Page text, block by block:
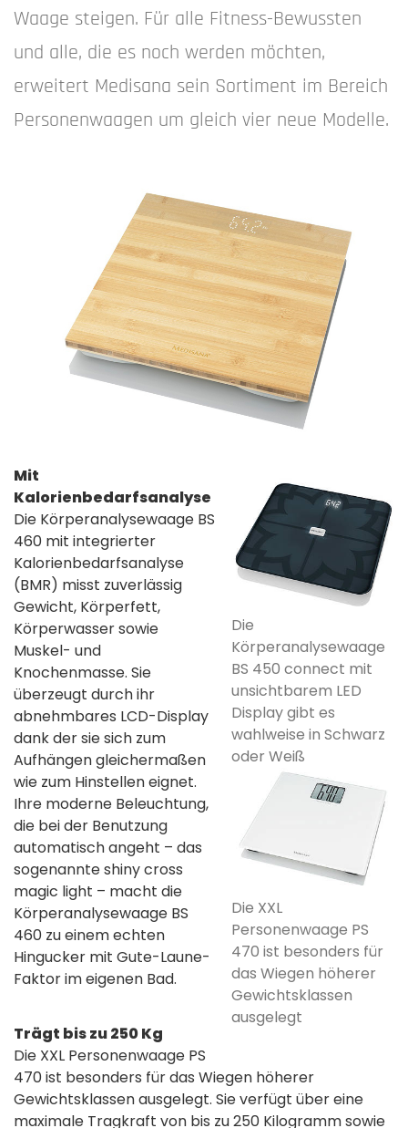
Waage steigen. Für alle Fitness-Bewussten
und alle, die es noch werden möchten,
erweitert Medisana sein Sortiment im Bereich
Personenwaagen um gleich vier neue Modelle.
Die
Körperanalysewaage
BS 450 connect mit
unsichtbarem LED
Display gibt es
wahlweise in Schwarz
oder Weiß
Die XXL
Personenwaage PS
470 ist besonders für
das Wiegen höherer
Gewichtsklassen
ausgelegt
Mit
Kalorienbedarfsanalyse
Die Körperanalysewaage BS
460 mit integrierter
Kalorienbedarfsanalyse
(BMR) misst zuverlässig
Gewicht, Körperfett,
Körperwasser sowie
Muskel- und
Knochenmasse. Sie
überzeugt durch ihr
abnehmbares LCD-Display
dank der sie sich zum
Aufhängen gleichermaßen
wie zum Hinstellen eignet.
Ihre moderne Beleuchtung,
die bei der Benutzung
automatisch angeht – das
sogenannte shiny cross
magic light – macht die
Körperanalysewaage BS
460 zu einem echten
Hingucker mit Gute-Laune-
Faktor im eigenen Bad.
Trägt bis zu 250 Kg
Die XXL Personenwaage PS
470 ist besonders für das Wiegen höherer
Gewichtsklassen ausgelegt. Sie verfügt über eine
maximale Tragkraft von bis zu 250 Kilogramm sowie